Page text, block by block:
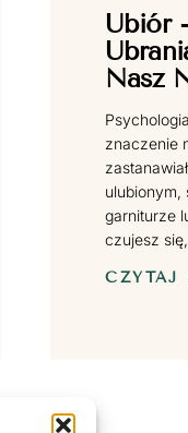
Ubiór
Nasz
znaczenie
ulubionym,
garniturze
czujesz
CZYTAJ